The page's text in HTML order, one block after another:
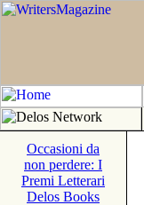
Occasioni da
non perdere: I
Premi Letterari
Delos Books